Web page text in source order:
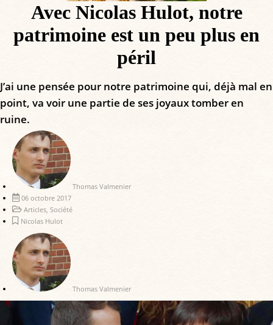
Avec Nicolas Hulot, notre
patrimoine est un peu plus en
péril
J’ai une pensée pour notre patrimoine qui, déjà mal en
point, va voir une partie de ses joyaux tomber en
ruine.
Thomas Valmenier
06 octobre 2017
Articles Société
Nicolas Hulot
Thomas Valmenier